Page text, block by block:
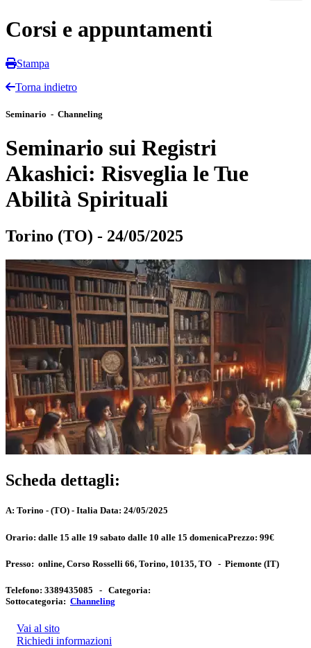
Corsi e appuntamenti
Stampa
Torna indietro
Seminario - Channeling
Seminario sui Registri
Akashici: Risveglia le Tue
Abilità Spirituali
Torino (TO) - 24/05/2025
Scheda dettagli:
A: Torino - (TO) - Italia Data: 24/05/2025
Orario: dalle 15 alle 19 sabato dalle 10 alle 15 domenicaPrezzo: 99€
Presso: online, Corso Rosselli 66, Torino, 10135, TO - Piemonte (IT)
Telefono: 3389435085 - Categoria:
Sottocategoria: Channeling
Vai al sito
Richiedi informazioni